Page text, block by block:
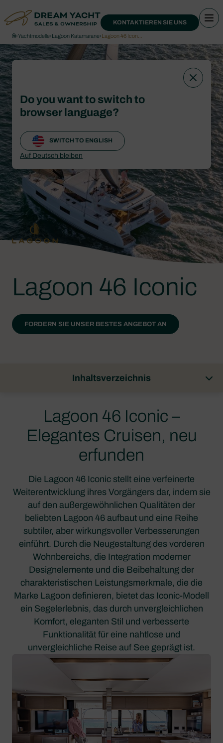
KONTAKTIEREN SIE UNS
›Yachtmodelle›Lagoon Katamarane›Lagoon 46 Icon…
Lagoon 46 Iconic
FORDERN SIE UNSER BESTES ANGEBOT AN
Inhaltsverzeichnis
Lagoon 46 Iconic –
Elegantes Cruisen, neu
erfunden
Die Lagoon 46 Iconic stellt eine verfeinerte
Weiterentwicklung ihres Vorgängers dar, indem sie
auf den außergewöhnlichen Qualitäten der
beliebten Lagoon 46 aufbaut und eine Reihe
subtiler, aber wirkungsvoller Verbesserungen
einführt. Durch die Neugestaltung des vorderen
Wohnbereichs, die Integration moderner
Designelemente und die Beibehaltung der
charakteristischen Leistungsmerkmale, die die
Marke Lagoon definieren, bietet das Iconic-Modell
ein Segelerlebnis, das durch unvergleichlichen
Komfort, eleganten Stil und verbesserte
Funktionalität für eine nahtlose und
unvergleichliche Reise auf See geprägt ist.
Do you want to switch to
browser language?
SWITCH TO ENGLISH
Auf Deutsch bleiben